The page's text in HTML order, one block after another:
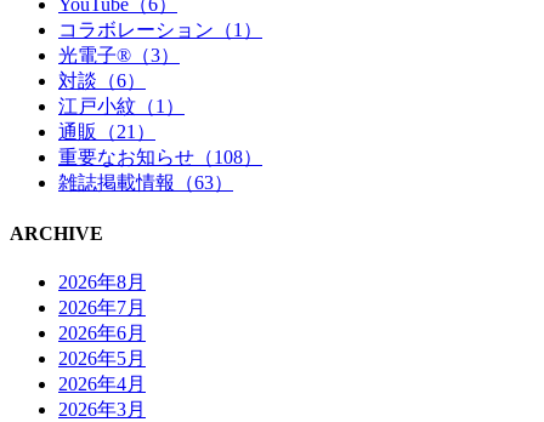
YouTube（6）
コラボレーション（1）
光電子®（3）
対談（6）
江戸小紋（1）
通販（21）
重要なお知らせ（108）
雑誌掲載情報（63）
ARCHIVE
2026年8月
2026年7月
2026年6月
2026年5月
2026年4月
2026年3月